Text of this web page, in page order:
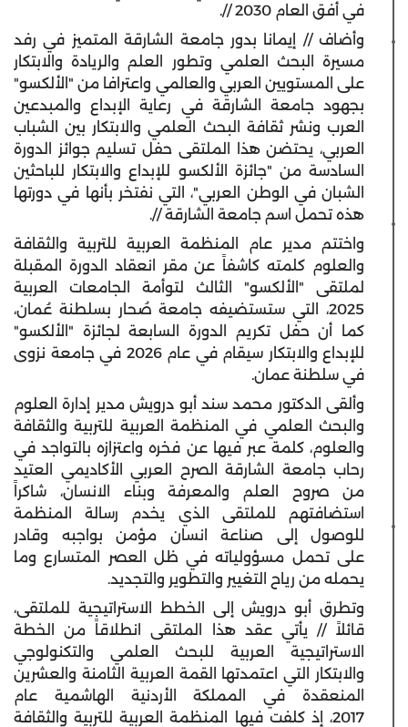
في أفق العام 2030 //.
وأضاف // إيمانا بدور جامعة الشارقة المتميز في رفد
مسيرة البحث العلمي وتطور العلم والريادة والابتكار
على المستويين العربي والعالمي واعترافا من "الألكسو"
بجهود جامعة الشارقة في رعاية الإبداع والمبدعين
العرب ونشر ثقافة البحث العلمي والابتكار بين الشباب
العربي، يحتضن هذا الملتقى حفل تسليم جوائز الدورة
السادسة من "جائزة الألكسو للإبداع والابتكار للباحثين
الشبان في الوطن العربي"، التي نفتخر بأنها في دورتها
هذه تحمل اسم جامعة الشارقة //.
واختتم مدير عام المنظمة العربية للتربية والثقافة
والعلوم كلمته كاشفاً عن مقر انعقاد الدورة المقبلة
لملتقى "الألكسو" الثالث لتوأمة الجامعات العربية
2025، التي ستستضيفه جامعة صُحار بسلطنة عُمان،
كما أن حفل تكريم الدورة السابعة لجائزة "الألكسو"
للإبداع والابتكار سيقام في عام 2026 في جامعة نزوى
في سلطنة عمان.
وألقى الدكتور محمد سند أبو درويش مدير إدارة العلوم
والبحث العلمي في المنظمة العربية للتربية والثقافة
والعلوم، كلمة عبر فيها عن فخره واعتزازه بالتواجد في
رحاب جامعة الشارقة الصرح العربي الأكاديمي العتيد
من صروح العلم والمعرفة وبناء الانسان، شاكراً
استضافتهم للملتقى الذي يخدم رسالة المنظمة
للوصول إلى صناعة انسان مؤمن بواجبه وقادر
على تحمل مسؤولياته في ظل العصر المتسارع وما
يحمله من رياح التغيير والتطوير والتجديد.
وتطرق أبو درويش إلى الخطط الاستراتيجية للملتقى،
قائلاً // يأتي عقد هذا الملتقى انطلاقاً من الخطة
الاستراتيجية العربية للبحث العلمي والتكنولوجي
والابتكار التي اعتمدتها القمة العربية الثامنة والعشرين
المنعقدة في المملكة الأردنية الهاشمية عام
2017، إذ كلفت فيها المنظمة العربية للتربية والثقافة